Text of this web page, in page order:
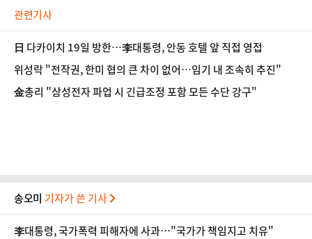
관련기사
日 다카이치 19일 방한…李대통령, 안동 호텔 앞 직접 영접
위성락 "전작권, 한미 협의 큰 차이 없어…임기 내 조속히 추진"
金총리 "삼성전자 파업 시 긴급조정 포함 모든 수단 강구"
송오미 기자가 쓴 기사
李대통령, 국가폭력 피해자에 사과…"국가가 책임지고 치유"